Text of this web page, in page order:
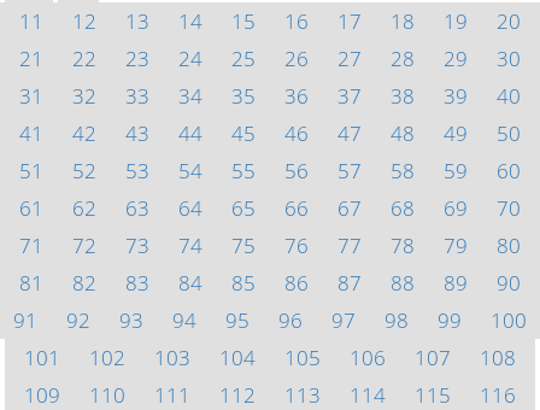
11
12 13 14 15 16 17 18 19
20
21
22 23 24 25 26 27 28 29
30
31
32 33 34 35 36 37 38 39
40
41
42 43 44 45 46 47 48 49
50
51
52 53 54 55 56 57 58 59
60
61
62 63 64 65 66 67 68 69
70
71
72 73 74 75 76 77 78 79
80
81
82 83 84 85 86 87 88 89
90
91
92 93 94 95 96 97 98 99
100
101
102 103 104 105 106 107
108
109
110 111 112 113 114 115
116